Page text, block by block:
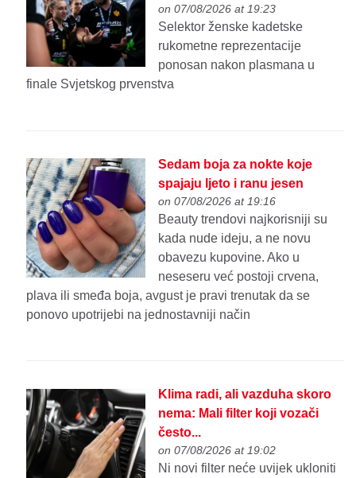
on 07/08/2026 at 19:23
Selektor ženske kadetske
rukometne reprezentacije
ponosan nakon plasmana u
finale Svjetskog prvenstva
Sedam boja za nokte koje
spajaju ljeto i ranu jesen
on 07/08/2026 at 19:16
Beauty trendovi najkorisniji su
kada nude ideju, a ne novu
obavezu kupovine. Ako u
neseseru već postoji crvena,
plava ili smeđa boja, avgust je pravi trenutak da se
ponovo upotrijebi na jednostavniji način
Klima radi, ali vazduha skoro
nema: Mali filter koji vozači
često...
on 07/08/2026 at 19:02
Ni novi filter neće uvijek ukloniti